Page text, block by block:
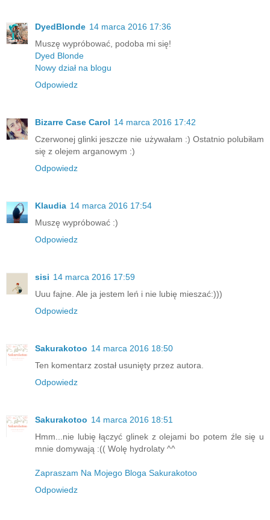
DyedBlonde 14 marca 2016 17:36
Muszę wypróbować, podoba mi się!
Dyed Blonde
Nowy dział na blogu
Odpowiedz
Bizarre Case Carol 14 marca 2016 17:42
Czerwonej glinki jeszcze nie używałam :) Ostatnio polubiłam
się z olejem arganowym :)
Odpowiedz
Klaudia 14 marca 2016 17:54
Muszę wypróbować :)
Odpowiedz
sisi 14 marca 2016 17:59
Uuu fajne. Ale ja jestem leń i nie lubię mieszać:)))
Odpowiedz
Sakurakotoo 14 marca 2016 18:50
Ten komentarz został usunięty przez autora.
Odpowiedz
Sakurakotoo 14 marca 2016 18:51
Hmm...nie lubię łączyć glinek z olejami bo potem źle się u
mnie domywają :(( Wolę hydrolaty ^^
Zapraszam Na Mojego Bloga Sakurakotoo
Odpowiedz